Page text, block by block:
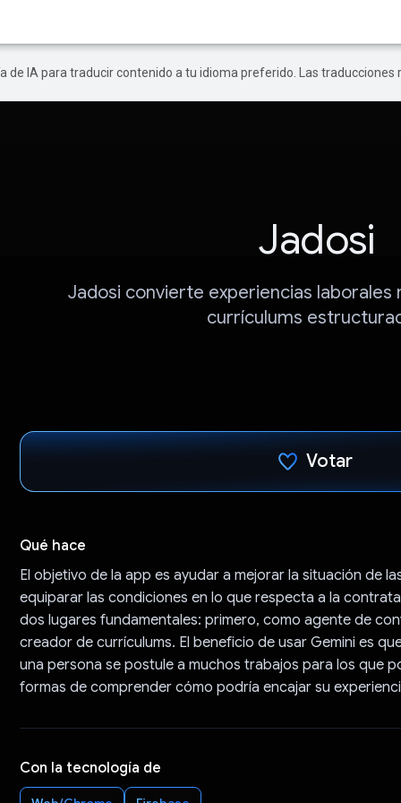
de IA para traducir contenido a tu idioma preferido. Las traducciones
Jadosi
Jadosi convierte experiencias laborales
currículums
Votar
Qué hace
El objetivo de la app es ayudar a mejorar la situación de
equiparar las condiciones en lo que respecta a la
dos lugares fundamentales: primero, como agente de
creador de currículums. El beneficio de usar Gemini es
una persona se postule a muchos trabajos para los que
formas de comprender cómo podría encajar su
Con la tecnología de